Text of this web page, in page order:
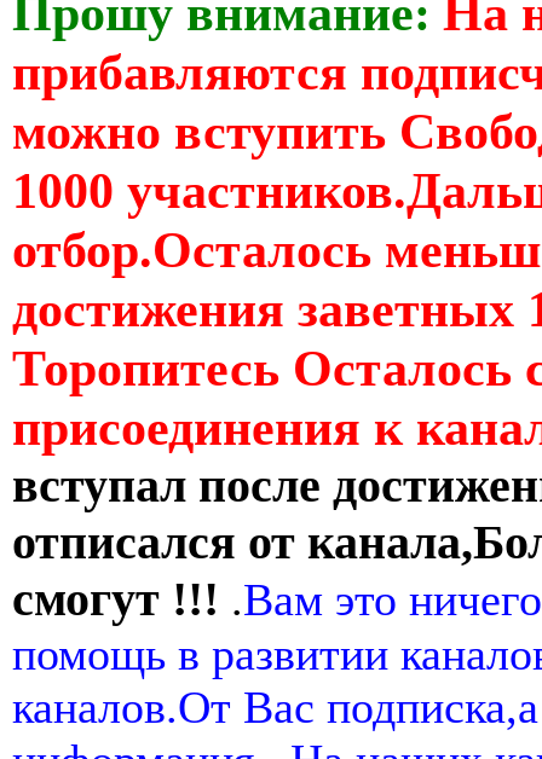
Прошу внимание: На
прибавляются
можно вступить
1000
отбор.Осталось
достижения заветных
Торопитесь Осталось
присоединения к
вступал после
отписался от
смогут !!! .Вам это
помощь в развитии
каналов.От Вас